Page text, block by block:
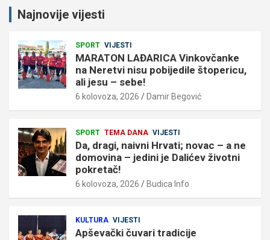
objava
Najnovije vijesti
SPORT VIJESTI
MARATON LAĐARICA Vinkovčanke
na Neretvi nisu pobijedile štopericu,
ali jesu – sebe!
6 kolovoza, 2026 Damir Begović
SPORT TEMA DANA VIJESTI
Da, dragi, naivni Hrvati; novac – a ne
domovina – jedini je Dalićev životni
pokretač!
6 kolovoza, 2026 Budica Info
KULTURA VIJESTI
Apševački čuvari tradicije